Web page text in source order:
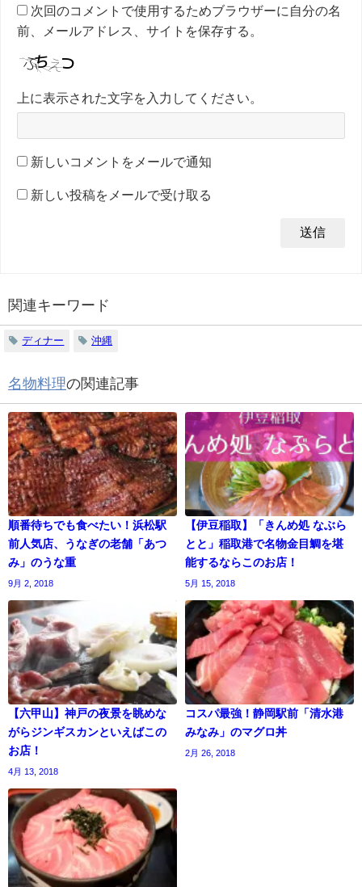
次回のコメントで使用するためブラウザーに自分の名
前、メールアドレス、サイトを保存する。
上に表示された文字を入力してください。
新しいコメントをメールで通知
新しい投稿をメールで受け取る
関連キーワード
ディナー 沖縄
名物料理の関連記事
順番待ちでも食べたい！浜松駅
前人気店、うなぎの老舗「あつ
み」のうな重
9月 2, 2018
【伊豆稲取】「きんめ処 なぶら
とと」稲取港で名物金目鯛を堪
能するならこのお店！
5月 15, 2018
【六甲山】神戸の夜景を眺めな
がらジンギスカンといえばこの
お店！
4月 13, 2018
コスパ最強！静岡駅前「清水港
みなみ」のマグロ丼
2月 26, 2018